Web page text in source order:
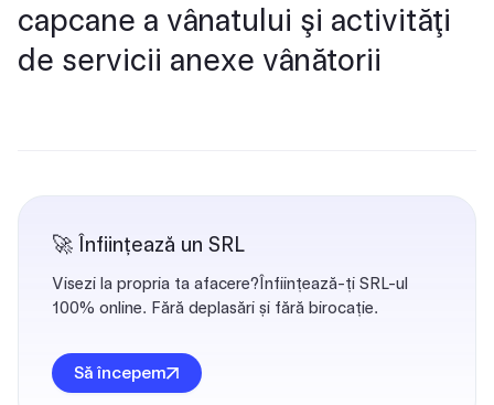
capcane a vânatului şi activităţi
de servicii anexe vânătorii
🚀 Înființează un SRL
Visezi la propria ta afacere?Înființează-ți SRL-ul
100% online. Fără deplasări și fără birocație.
Să începem